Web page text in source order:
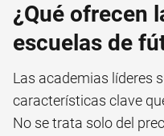
¿Qué ofrecen
escuelas de
Las academias líderes
características clave
No se trata solo del